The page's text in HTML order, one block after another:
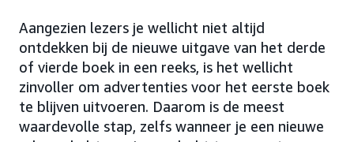
Aangezien lezers je wellicht niet altijd
ontdekken bij de nieuwe uitgave van het derde
of vierde boek in een reeks, is het wellicht
zinvoller om advertenties voor het eerste boek
te blijven uitvoeren. Daarom is de meest
waardevolle stap, zelfs wanneer je een nieuwe